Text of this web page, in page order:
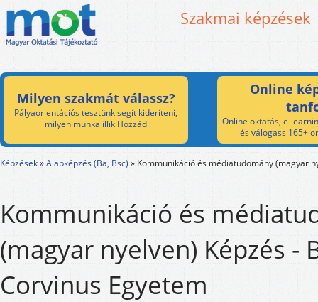
Szakmai képzések
Milyen szakmát válassz?
Pályaorientációs tesztünk segít kideríteni,
milyen munka illik Hozzád
Online
Online oktatás, e-
és válogass 165+
Képzések»Alapképzés (Ba, Bsc) » Kommunikáció és médiatudomány (magyar
Kommunikáció és
(magyar nyelven) Képzés -
Corvinus Egyetem